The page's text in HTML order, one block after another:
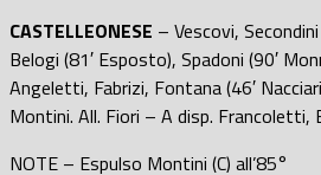
CASTELLEONESE – Vescovi,
Belogi (81′ Esposto), Spadoni (90′
Angeletti, Fabrizi, Fontana (46′
Montini. All. Fiori – A disp. Francoletti,
NOTE – Espulso Montini (C) all’85°